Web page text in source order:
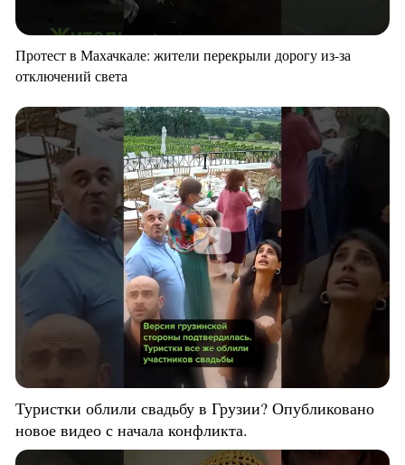
Протест в Махачкале: жители перекрыли дорогу из-за
отключений света
Туристки облили свадьбу в Грузии? Опубликовано
новое видео с начала конфликта.